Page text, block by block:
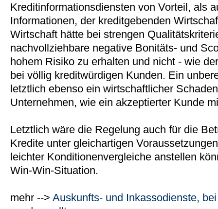
Kreditinformationsdiensten von Vorteil, als
Informationen, der kreditgebenden
Wirtschaft hätte bei strengen
nachvollziehbare negative Bonitäts- und
hohem Risiko zu erhalten und nicht - wie
bei völlig kreditwürdigen Kunden. Ein
letztlich ebenso ein wirtschaftlicher
Unternehmen, wie ein akzeptierter Kunde
Letztlich wäre die Regelung auch für die
Kredite unter gleichartigen
leichter Konditionenvergleiche anstellen
Win-Win-Situation.
mehr --> Auskunfts- und Inkassodienste,